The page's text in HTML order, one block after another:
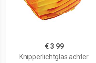
€ 3.99
Knipperlichtglas achter